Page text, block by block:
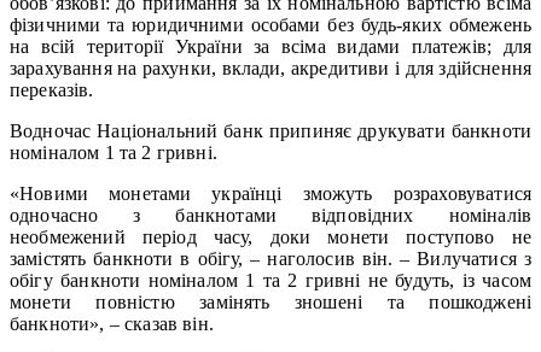
фізичними та юридичними особами без будь-яких обмежень
на всій території України за всіма видами платежів; для
зарахування на рахунки, вклади, акредитиви і для здійснення
переказів.
Водночас Національний банк припиняє друкувати банкноти
номіналом 1 та 2 гривні.
«Новими монетами українці зможуть розраховуватися
одночасно з банкнотами відповідних номіналів
необмежений період часу, доки монети поступово не
замістять банкноти в обігу, – наголосив він. – Вилучатися з
обігу банкноти номіналом 1 та 2 гривні не будуть, із часом
монети повністю замінять зношені та пошкоджені
банкноти», – сказав він.